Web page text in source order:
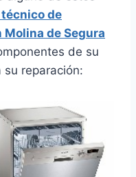
de
de Segura
de su
su reparación: